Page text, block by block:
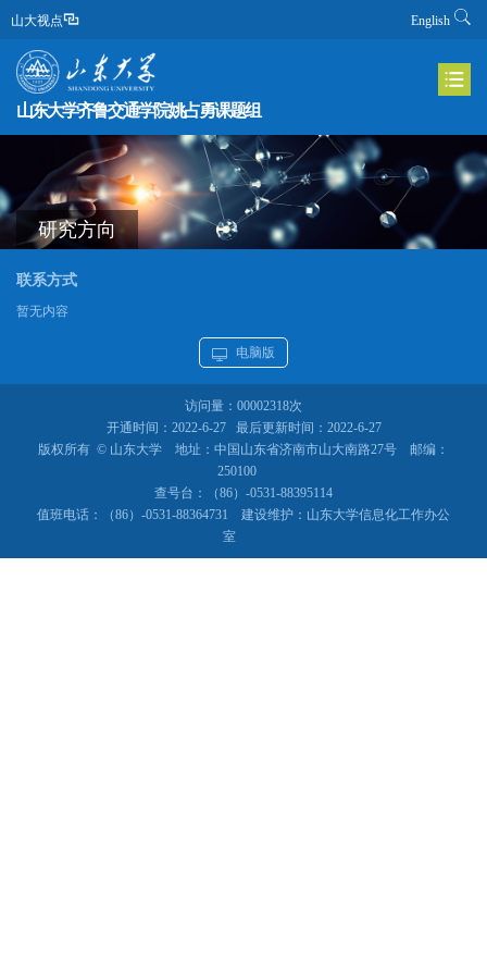
English
山大视点
山东大学齐鲁交通学院姚占勇课题组
研究方向
联系方式
暂无内容
电脑版
访问量： 00002318次
开通时间： 2022-6-27 最后更新时间： 2022-6-27
版权所有 © 山东大学 地址：中国山东省济南市山大南路27号 邮编：
250100
查号台：（86）-0531-88395114
值班电话：（86）-0531-88364731 建设维护：山东大学信息化工作办公
室